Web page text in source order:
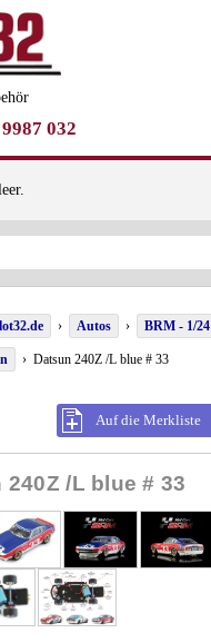
032
› Autos › BRM - 1/24
› Datsun 240Z /L blue # 33
Auf die Merkliste
240Z /L blue # 33